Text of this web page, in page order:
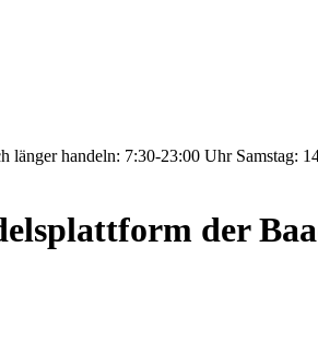
länger handeln: 7:30-23:00 Uhr Samstag:
der